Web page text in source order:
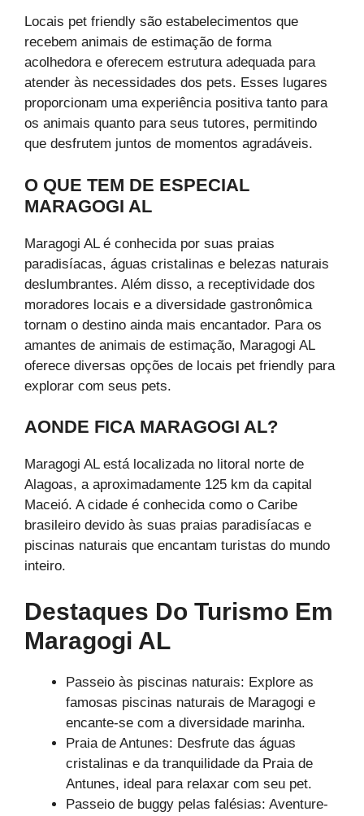
Locais pet friendly são estabelecimentos que
recebem animais de estimação de forma
acolhedora e oferecem estrutura adequada para
atender às necessidades dos pets. Esses lugares
proporcionam uma experiência positiva tanto para
os animais quanto para seus tutores, permitindo
que desfrutem juntos de momentos agradáveis.
O QUE TEM DE ESPECIAL
MARAGOGI AL
Maragogi AL é conhecida por suas praias
paradisíacas, águas cristalinas e belezas naturais
deslumbrantes. Além disso, a receptividade dos
moradores locais e a diversidade gastronômica
tornam o destino ainda mais encantador. Para os
amantes de animais de estimação, Maragogi AL
oferece diversas opções de locais pet friendly para
explorar com seus pets.
AONDE FICA MARAGOGI AL?
Maragogi AL está localizada no litoral norte de
Alagoas, a aproximadamente 125 km da capital
Maceió. A cidade é conhecida como o Caribe
brasileiro devido às suas praias paradisíacas e
piscinas naturais que encantam turistas do mundo
inteiro.
Destaques Do Turismo Em
Maragogi AL
Passeio às piscinas naturais: Explore as
famosas piscinas naturais de Maragogi e
encante-se com a diversidade marinha.
Praia de Antunes: Desfrute das águas
cristalinas e da tranquilidade da Praia de
Antunes, ideal para relaxar com seu pet.
Passeio de buggy pelas falésias: Aventure-